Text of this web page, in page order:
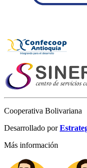
Cooperativa Bolivariana
Desarrollado por
Más información